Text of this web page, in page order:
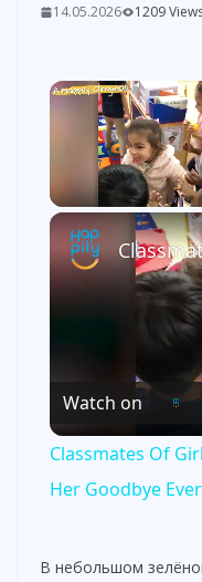
14.05.2026 1209
Watch on
Classmates Of
Her Goodbye
В небольшом